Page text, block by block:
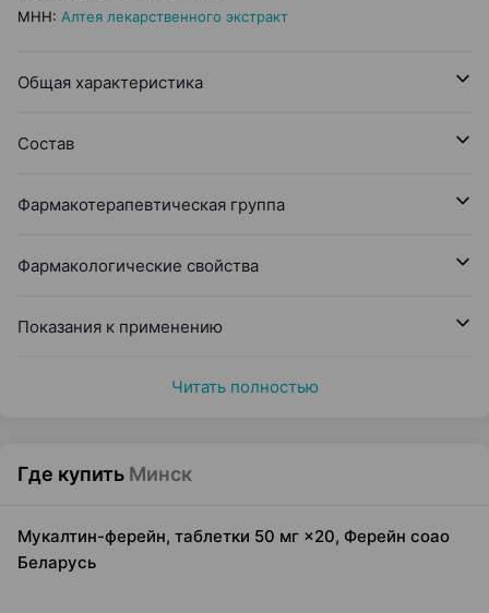
МНН: Алтея лекарственного экстракт
Общая характеристика
Состав
Фармакотерапевтическая группа
Фармакологические свойства
Показания к применению
Читать полностью
Где купить Минск
Мукалтин-ферейн, таблетки 50 мг ×20, Ферейн соао
Беларусь